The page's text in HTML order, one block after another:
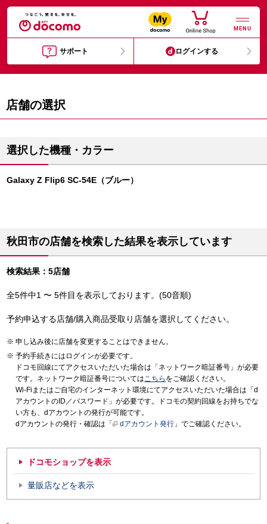
MENU
サポート ログインする
店舗の選択
選択した機種・カラー
Galaxy Z Flip6 SC-54E（ブルー）
秋田市の店舗を検索した結果を表示しています
検索結果：5店舗
全5件中1 〜 5件目を表示しております。(50音順)
予約申込する店舗/購入商品受取り店舗を選択してください。
申し込み後に店舗を変更することはできません。
予約手続きにはログインが必要です。
ドコモ回線にてアクセスいただいた場合は「ネットワーク暗証番号」が必要
です。ネットワーク暗証番号についてはこちら をご確認ください。
Wi-Fiまたはご自宅のインターネット環境にてアクセスいただいた場合は「d
アカウントのID／パスワード」が必要です。ドコモの契約回線をお持ちでな
い方も、dアカウントの発行が可能です。
dアカウントの発行・確認は「
dアカウント発行 」でご確認ください。
ドコモショップを表示
量販店などを表示